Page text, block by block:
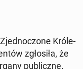
Kró­le­
zgło­si­ła, że
pu­blicz­ne.